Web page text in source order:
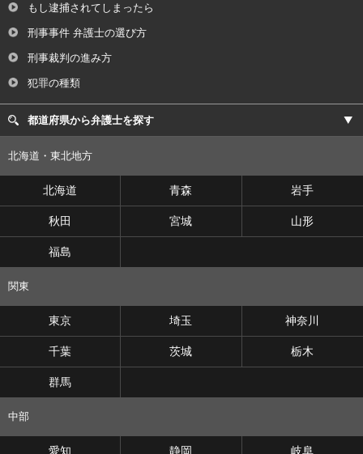
もし逮捕されてしまったら
刑事事件 弁護士の選び方
刑事裁判の進み方
犯罪の種類
都道府県から弁護士を探す
北海道・東北地方
北海道 青森 岩手
秋田 宮城 山形
福島
関東
東京 埼玉 神奈川
千葉 茨城 栃木
群馬
中部
愛知 静岡 岐阜